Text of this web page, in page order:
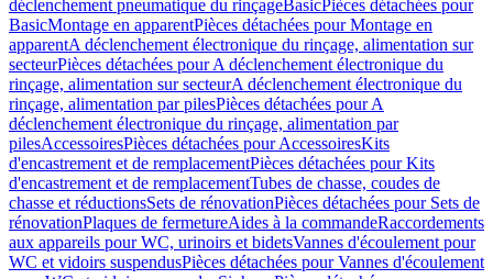
déclenchement pneumatique du rinçageBasicPièces détachées pour
BasicMontage en apparentPièces détachées pour Montage en
apparentA déclenchement électronique du rinçage, alimentation sur
secteurPièces détachées pour A déclenchement électronique du
rinçage, alimentation sur secteurA déclenchement électronique du
rinçage, alimentation par pilesPièces détachées pour A
déclenchement électronique du rinçage, alimentation par
pilesAccessoiresPièces détachées pour AccessoiresKits
d'encastrement et de remplacementPièces détachées pour Kits
d'encastrement et de remplacementTubes de chasse, coudes de
chasse et réductionsSets de rénovationPièces détachées pour Sets de
rénovationPlaques de fermetureAides à la commandeRaccordements
aux appareils pour WC, urinoirs et bidetsVannes d'écoulement pour
WC et vidoirs suspendusPièces détachées pour Vannes d'écoulement